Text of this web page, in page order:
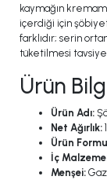
kaymağın
içerdiği için
farklıdır; serin
tüketilmesi
Ürün
Ürün Adı:
Net Ağırlık:
Ürün
İç
Menşei: